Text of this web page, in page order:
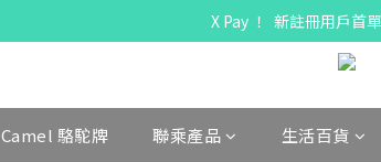
X Pay ！  新註冊用戶首
X Pay ！  新註冊用戶首
全線駱駝牌產品
X Pay ！  新註冊用戶首
Camel 駱駝牌 聯乘產品 生活百貨